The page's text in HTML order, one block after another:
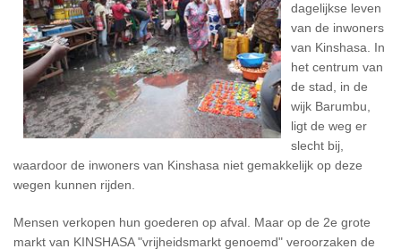
dagelijkse leven
van de inwoners
van Kinshasa. In
het centrum van
de stad, in de
wijk Barumbu,
ligt de weg er
slecht bij,
waardoor de inwoners van Kinshasa niet gemakkelijk op deze
wegen kunnen rijden.
Mensen verkopen hun goederen op afval. Maar op de 2e grote
markt van KINSHASA "vrijheidsmarkt genoemd" veroorzaken de